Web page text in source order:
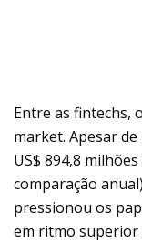
Entre as fintechs,
market. Apesar
US$ 894,8
comparação
pressionou os
em ritmo superior